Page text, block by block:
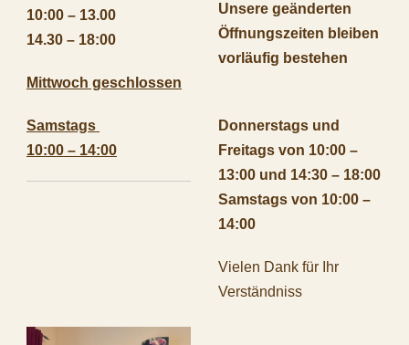
10:00 – 13.00
14.30 – 18:00
Mittwoch geschlossen
Samstags
10:00 – 14:00
Unsere geänderten
Öffnungszeiten bleiben
vorläufig bestehen
Donnerstags und
Freitags von 10:00 –
13:00 und 14:30 – 18:00
Samstags von 10:00 –
14:00
Vielen Dank für Ihr
Verständniss